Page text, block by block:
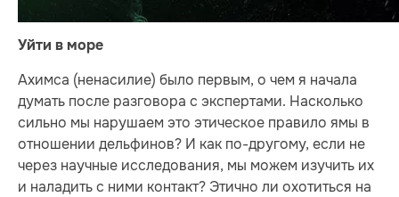
Уйти в море
Ахимса (ненасилие) было первым, о чем я начала
думать после разговора с экспертами. Насколько
сильно мы нарушаем это этическое правило ямы в
отношении дельфинов? И как по-другому, если не
через научные исследования, мы можем изучить их
и наладить с ними контакт? Этично ли охотиться на